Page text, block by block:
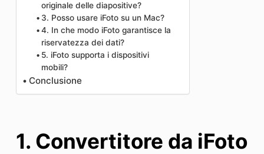
originale delle diapositive?
3. Posso usare iFoto su un Mac?
4. In che modo iFoto garantisce la
riservatezza dei dati?
5. iFoto supporta i dispositivi
mobili?
Conclusione
1. Convertitore da iFoto